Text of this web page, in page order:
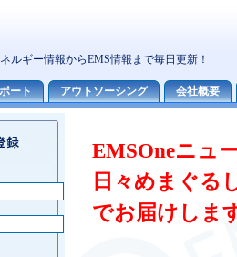
EMSOneニュ
日々めまぐる
でお届けしま